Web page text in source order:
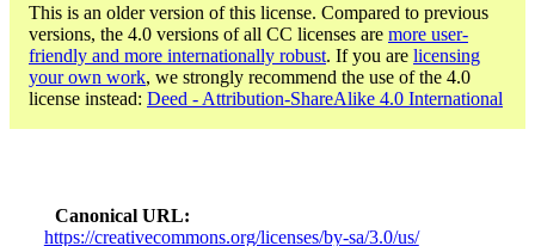
This is an older version of this license. Compared to previous
versions, the 4.0 versions of all CC licenses are more user-
friendly and more internationally robust. If you are licensing
your own work, we strongly recommend the use of the 4.0
license instead: Deed - Attribution-ShareAlike 4.0 International
Canonical URL
https://creativecommons.org/licenses/by-sa/3.0/us/